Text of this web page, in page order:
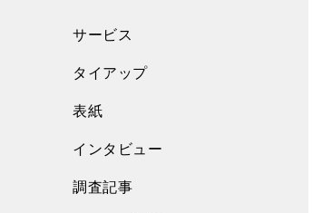
サービス
タイアップ
表紙
インタビュー
調査記事